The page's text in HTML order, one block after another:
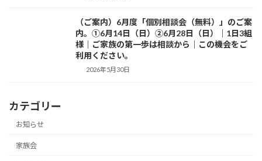
（ご案内）6月度「個別相談会（無料）」のご案
内。①6月14日（日）②6月28日（日）｜1日3組
様｜ご家族の第一歩は相談から｜この機会をご
利用ください。
2026年5月30日
カテゴリー
お知らせ
家族会